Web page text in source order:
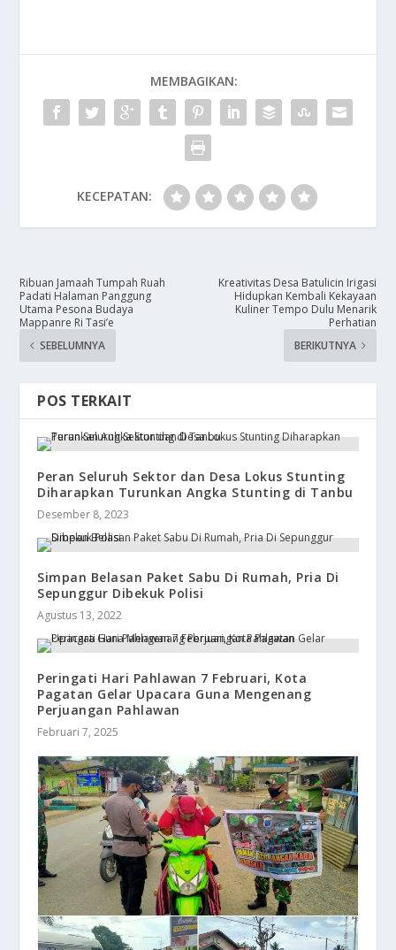
MEMBAGIKAN:
KECEPATAN:
Ribuan Jamaah Tumpah Ruah
Padati Halaman Panggung
Utama Pesona Budaya
Mappanre Ri Tasi’e
SEBELUMNYA
Kreativitas Desa Batulicin Irigasi
Hidupkan Kembali Kekayaan
Kuliner Tempo Dulu Menarik
Perhatian
BERIKUTNYA
POS TERKAIT
Peran Seluruh Sektor dan Desa Lokus Stunting
Diharapkan Turunkan Angka Stunting di Tanbu
Desember 8, 2023
Simpan Belasan Paket Sabu Di Rumah, Pria Di
Sepunggur Dibekuk Polisi
Agustus 13, 2022
Peringati Hari Pahlawan 7 Februari, Kota
Pagatan Gelar Upacara Guna Mengenang
Perjuangan Pahlawan
Februari 7, 2025